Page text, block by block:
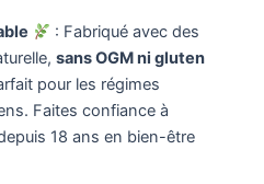
: Fabriqué avec des
sans OGM ni gluten
pour les régimes
Faites confiance à
18 ans en bien-être